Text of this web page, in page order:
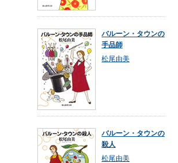
バルーン・タウンの
手品師
松尾由美
バルーン・タウンの
殺人
松尾由美